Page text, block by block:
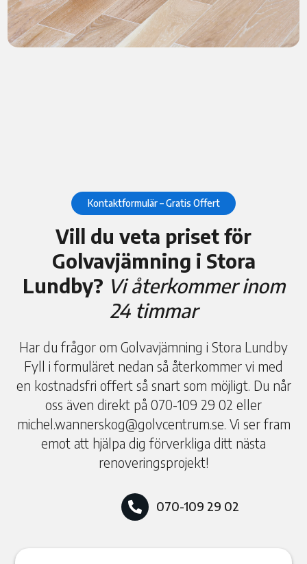
Kontaktformulär – Gratis Offert
Vill du veta priset för
Golvavjämning i Stora
Lundby? Vi återkommer inom
24 timmar
Har du frågor om Golvavjämning i Stora Lundby
Fyll i formuläret nedan så återkommer vi med
en kostnadsfri offert så snart som möjligt. Du når
oss även direkt på 070-109 29 02 eller
michel.wannerskog@golvcentrum.se. Vi ser fram
emot att hjälpa dig förverkliga ditt nästa
renoveringsprojekt!
 070-109 29 02